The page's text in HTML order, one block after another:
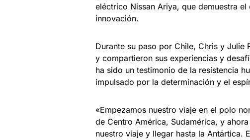
eléctrico Nissan Ariya, que demuestra
innovación.
Durante su paso por Chile, Chris y Julie
y compartieron sus experiencias y
ha sido un testimonio de la resistencia
impulsado por la determinación y el
«Empezamos nuestro viaje en el polo
de Centro América, Sudamérica, y
nuestro viaje y llegar hasta la Antártica.